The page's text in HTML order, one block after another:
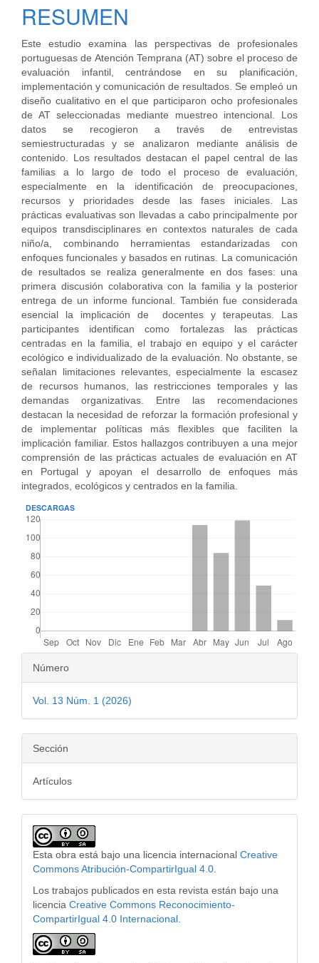
RESUMEN
Este estudio examina las perspectivas de profesionales
portuguesas de Atención Temprana (AT) sobre el proceso de
evaluación infantil, centrándose en su planificación,
implementación y comunicación de resultados. Se empleó un
diseño cualitativo en el que participaron ocho profesionales
de AT seleccionadas mediante muestreo intencional. Los
datos se recogieron a través de entrevistas
semiestructuradas y se analizaron mediante análisis de
contenido. Los resultados destacan el papel central de las
familias a lo largo de todo el proceso de evaluación,
especialmente en la identificación de preocupaciones,
recursos y prioridades desde las fases iniciales. Las
prácticas evaluativas son llevadas a cabo principalmente por
equipos transdisciplinares en contextos naturales de cada
niño/a, combinando herramientas estandarizadas con
enfoques funcionales y basados en rutinas. La comunicación
de resultados se realiza generalmente en dos fases: una
primera discusión colaborativa con la familia y la posterior
entrega de un informe funcional. También fue considerada
esencial la implicación de docentes y terapeutas. Las
participantes identifican como fortalezas las prácticas
centradas en la familia, el trabajo en equipo y el carácter
ecológico e individualizado de la evaluación. No obstante, se
señalan limitaciones relevantes, especialmente la escasez
de recursos humanos, las restricciones temporales y las
demandas organizativas. Entre las recomendaciones
destacan la necesidad de reforzar la formación profesional y
de implementar políticas más flexibles que faciliten la
implicación familiar. Estos hallazgos contribuyen a una mejor
comprensión de las prácticas actuales de evaluación en AT
en Portugal y apoyan el desarrollo de enfoques más
integrados, ecológicos y centrados en la familia.
DESCARGAS
Número
Vol. 13 Núm. 1 (2026)
Sección
Artículos
Esta obra está bajo una licencia internacional Creative
Commons Atribución-CompartirIgual 4.0.
Los trabajos publicados en esta revista están bajo una
licencia Creative Commons Reconocimiento-
CompartirIgual 4.0 Internacional.